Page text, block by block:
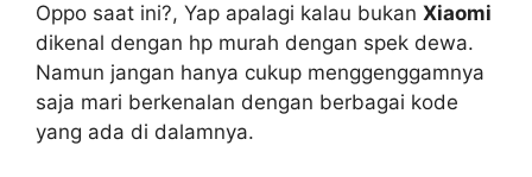
Oppo saat ini?, Yap apalagi kalau bukan Xiaomi
dikenal dengan hp murah dengan spek dewa.
Namun jangan hanya cukup menggenggamnya
saja mari berkenalan dengan berbagai kode
yang ada di dalamnya.